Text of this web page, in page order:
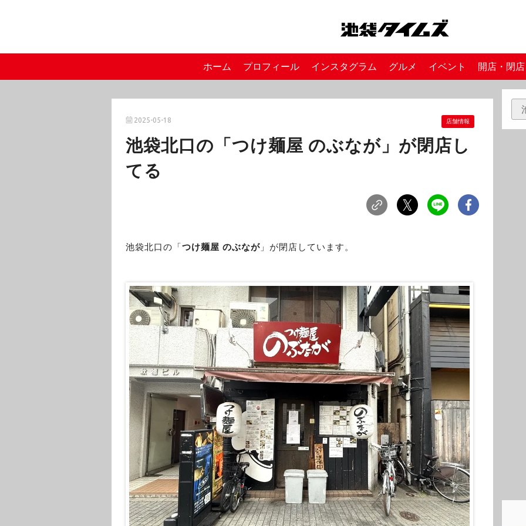
ホーム プロフィール インスタグラム グルメ イベント 開店・閉店
2025-05-18 店舗情報
池袋北口の「つけ麺屋 のぶなが」が閉店し
てる
池袋北口の「つけ麺屋 のぶなが」が閉店しています。